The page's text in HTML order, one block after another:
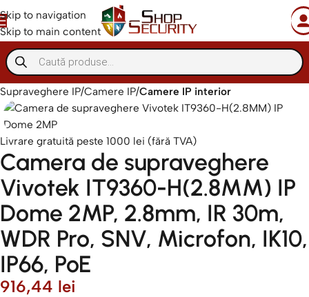
Skip to navigation
Skip to main content
Supraveghere IP Camere IP Camere IP interior
Livrare gratuită peste 1000 lei (fără TVA)
Camera de supraveghere
Vivotek IT9360-H(2.8MM) IP
Dome 2MP, 2.8mm, IR 30m,
WDR Pro, SNV, Microfon, IK10,
IP66, PoE
916,44 lei